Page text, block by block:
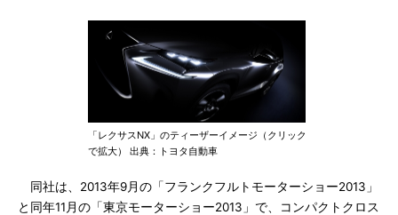
「レクサスNX」のティーザーイメージ（クリック
で拡大） 出典：トヨタ自動車
同社は、2013年9月の「フランクフルトモーターショー2013」
と同年11月の「東京モーターショー2013」で、コンパクトクロス